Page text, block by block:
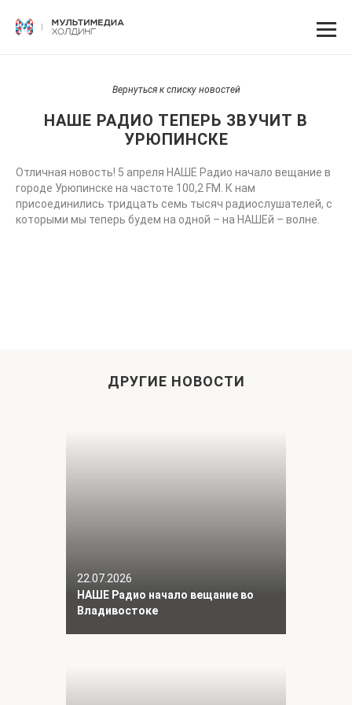
Вернуться к списку новостей
НАШЕ РАДИО ТЕПЕРЬ ЗВУЧИТ В
УРЮПИНСКЕ
Отличная новость! 5 апреля НАШЕ Радио начало вещание в
городе Урюпинске на частоте 100,2 FM. К нам
присоединились тридцать семь тысяч радиослушателей, с
которыми мы теперь будем на одной – на НАШЕй – волне.
ДРУГИЕ НОВОСТИ
22.07.2026
НАШЕ Радио начало вещание во
Владивостоке